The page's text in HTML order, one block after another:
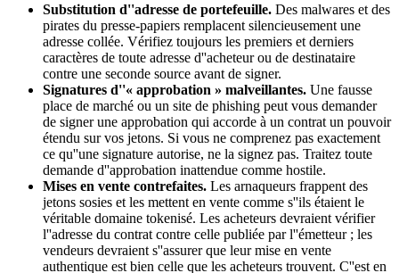
Substitution d''adresse de portefeuille. Des malwares et des
pirates du presse-papiers remplacent silencieusement une
adresse collée. Vérifiez toujours les premiers et derniers
caractères de toute adresse d''acheteur ou de destinataire
contre une seconde source avant de signer.
Signatures d''« approbation » malveillantes. Une fausse
place de marché ou un site de phishing peut vous demander
de signer une approbation qui accorde à un contrat un pouvoir
étendu sur vos jetons. Si vous ne comprenez pas exactement
ce qu''une signature autorise, ne la signez pas. Traitez toute
demande d''approbation inattendue comme hostile.
Mises en vente contrefaites. Les arnaqueurs frappent des
jetons sosies et les mettent en vente comme s''ils étaient le
véritable domaine tokenisé. Les acheteurs devraient vérifier
l''adresse du contrat contre celle publiée par l''émetteur ; les
vendeurs devraient s''assurer que leur mise en vente
authentique est bien celle que les acheteurs trouvent. C''est en